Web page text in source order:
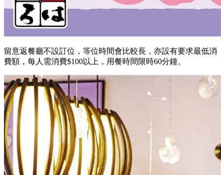
留意返餐廳不設訂位，等位時間會比較長，亦設有要求最低消
費額，每人需消費$100以上，用餐時間限時60分鐘。